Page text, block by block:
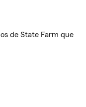
de State Farm que